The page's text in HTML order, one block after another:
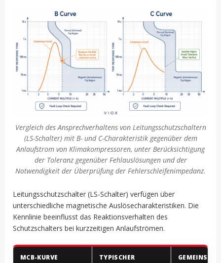
Vergleich des Ansprechverhaltens von Leitungsschutzschaltern
(LS-Schalter) mit B- und C-Charakteristik gegenüber dem
Anlaufstrom von Klimakompressoren, unter Berücksichtigung
der Toleranz gegenüber Fehlauslösungen und der
Notwendigkeit der Überprüfung der Fehlerschleifenimpedanz.
Leitungsschutzschalter (LS-Schalter) verfügen über
unterschiedliche magnetische Auslösecharakteristiken. Die
Kennlinie beeinflusst das Reaktionsverhalten des
Schutzschalters bei kurzzeitigen Anlaufströmen.
MCB-KURVE
TYPISCHER